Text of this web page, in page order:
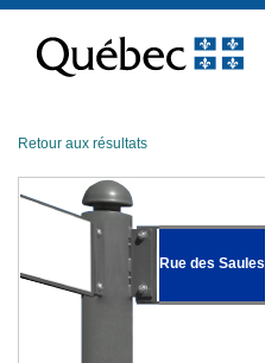
contenu
Retour aux résultats
Rue des Saules